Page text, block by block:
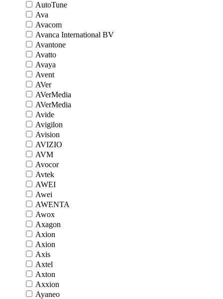
AutoTune
Ava
Avacom
Avanca International BV
Avantone
Avatto
Avaya
Avent
AVer
AVerMedia
AVerMedia
Avide
Avigilon
Avision
AVIZIO
AVM
Avocor
Avtek
AWEI
Awei
AWENTA
Awox
Axagon
Axion
Axion
Axis
Axtel
Axton
Axxion
Ayaneo